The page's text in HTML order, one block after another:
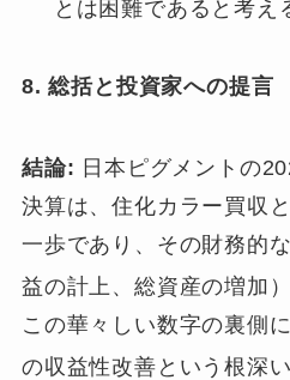
とは困難であると考え
8. 総括と投資家への提言
結論: 日本ピグメントの
決算は、住化カラー買収
一歩であり、その財務的
益の計上、総資産の増加
この華々しい数字の裏側
の収益性改善という根深